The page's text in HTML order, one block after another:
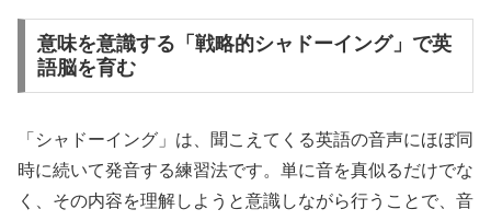
意味を意識する「戦略的シャドーイング」で英
語脳を育む
「シャドーイング」は、聞こえてくる英語の音声にほぼ同
時に続いて発音する練習法です。単に音を真似るだけでな
く、その内容を理解しようと意識しながら行うことで、音